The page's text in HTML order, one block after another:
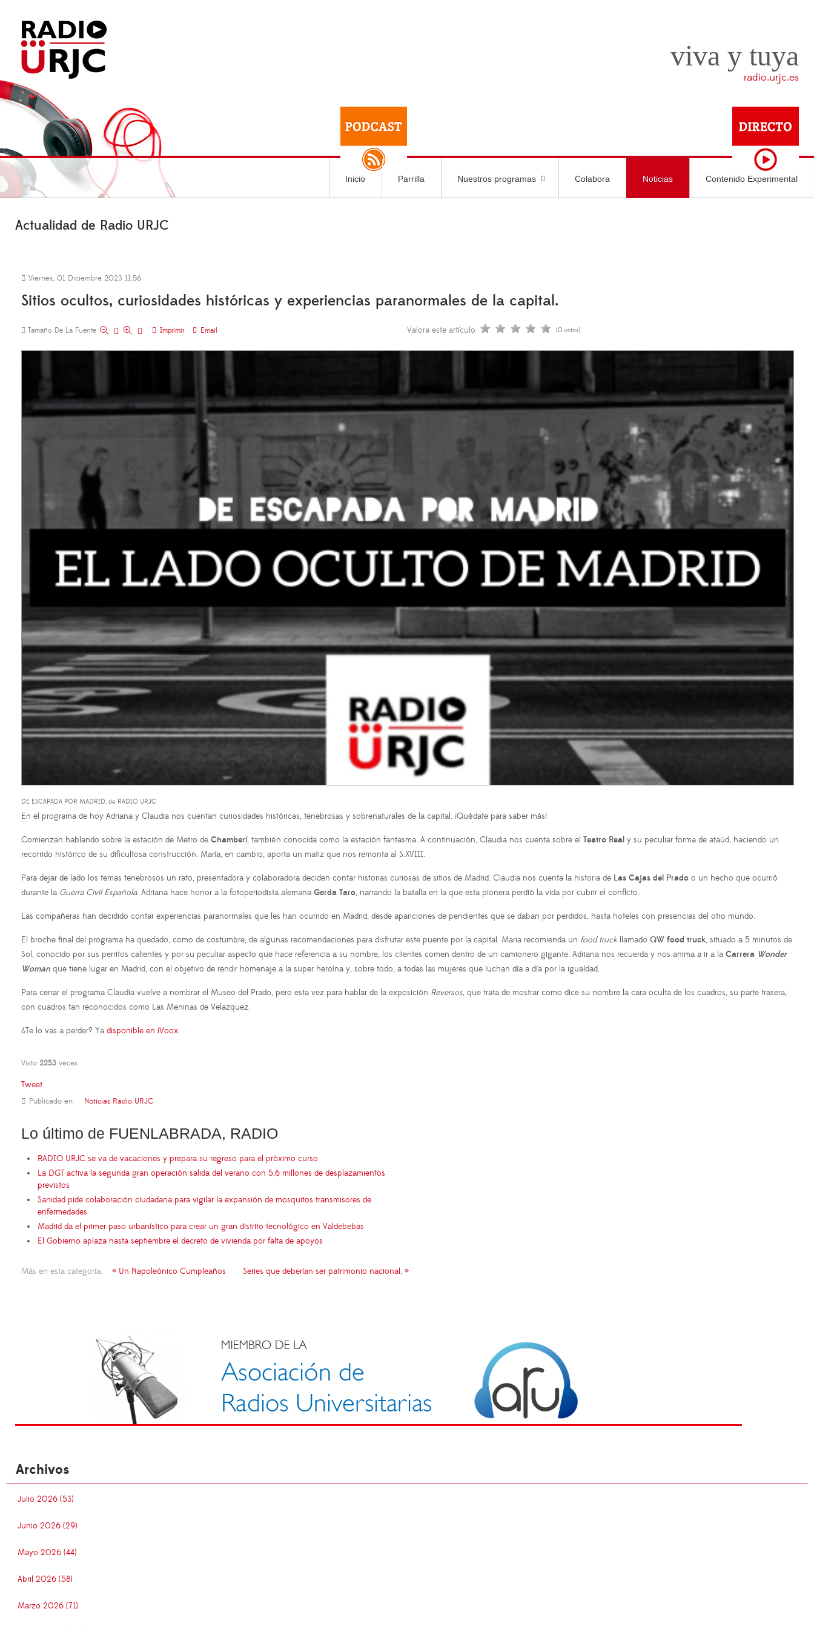
viva y tuya
radio.urjc.es
Inicio Parrilla Nuestros programas Colabora Noticias Contenido Experimental
Actualidad de Radio URJC
Viernes, 01 Diciembre 2023 11:56
Sitios ocultos, curiosidades históricas y experiencias paranormales de la capital.
Tamaño De La Fuente Imprimir Email Valora este artículo (0 votos)
DE ESCAPADA POR MADRID, de RADIO URJC
En el programa de hoy Adriana y Claudia nos cuentan curiosidades históricas, tenebrosas y sobrenaturales de la capital. ¡Quédate para saber más!
Comienzan hablando sobre la estación de Metro de Chamberí, también conocida como la estación fantasma. A continuación, Claudia nos cuenta sobre el Teatro Real y su peculiar forma de ataúd, haciendo un
recorrido histórico de su dificultosa construcción. María, en cambio, aporta un matiz que nos remonta al S.XVIII.
Para dejar de lado los temas tenebrosos un rato, presentadora y colaboradora deciden contar historias curiosas de sitios de Madrid. Claudia nos cuenta la historia de Las Cajas del Prado o un hecho que ocurrió
durante la Guerra Civil Española. Adriana hace honor a la fotoperiodista alemana Gerda Taro, narrando la batalla en la que esta pionera perdió la vida por cubrir el conflicto.
Las compañeras han decidido contar experiencias paranormales que les han ocurrido en Madrid, desde apariciones de pendientes que se daban por perdidos, hasta hoteles con presencias del otro mundo.
El broche final del programa ha quedado, como de costumbre, de algunas recomendaciones para disfrutar este puente por la capital. Maria recomienda un food truck llamado QW food truck, situado a 5 minutos de
Sol, conocido por sus perritos calientes y por su peculiar aspecto que hace referencia a su nombre, los clientes comen dentro de un camionero gigante. Adriana nos recuerda y nos anima a ir a la Carrera Wonder
Woman que tiene lugar en Madrid, con el objetivo de rendir homenaje a la super heroína y, sobre todo, a todas las mujeres que luchan día a día por la igualdad.
Para cerrar el programa Claudia vuelve a nombrar el Museo del Prado, pero esta vez para hablar de la exposición Reversos, que trata de mostrar como dice su nombre la cara oculta de los cuadros, su parte trasera,
con cuadros tan reconocidos como Las Meninas de Velazquez.
¿Te lo vas a perder? Ya disponible en iVoox.
Visto 2253 veces
Tweet
Publicado en Noticias Radio URJC
Lo último de FUENLABRADA, RADIO
RADIO URJC se va de vacaciones y prepara su regreso para el próximo curso
La DGT activa la segunda gran operación salida del verano con 5,6 millones de desplazamientos
previstos
Sanidad pide colaboración ciudadana para vigilar la expansión de mosquitos transmisores de
enfermedades
Madrid da el primer paso urbanístico para crear un gran distrito tecnológico en Valdebebas
El Gobierno aplaza hasta septiembre el decreto de vivienda por falta de apoyos
Más en esta categoría: « Un Napoleónico Cumpleaños Series que deberían ser patrimonio nacional. »
Archivos
Julio 2026 (53)
Junio 2026 (29)
Mayo 2026 (44)
Abril 2026 (58)
Marzo 2026 (71)